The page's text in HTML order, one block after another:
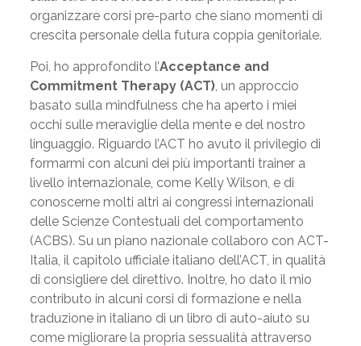
organizzare corsi pre-parto che siano momenti di
crescita personale della futura coppia genitoriale.
Poi, ho approfondito l’Acceptance and
Commitment Therapy (ACT), un approccio
basato sulla mindfulness che ha aperto i miei
occhi sulle meraviglie della mente e del nostro
linguaggio. Riguardo l’ACT ho avuto il privilegio di
formarmi con alcuni dei più importanti trainer a
livello internazionale, come Kelly Wilson, e di
conoscerne molti altri ai congressi internazionali
delle Scienze Contestuali del comportamento
(ACBS). Su un piano nazionale collaboro con ACT-
Italia, il capitolo ufficiale italiano dell’ACT, in qualità
di consigliere del direttivo. Inoltre, ho dato il mio
contributo in alcuni corsi di formazione e nella
traduzione in italiano di un libro di auto-aiuto su
come migliorare la propria sessualità attraverso